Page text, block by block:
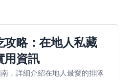
攻略：在地人私藏
用資訊
，詳細介紹在地人最愛的排隊